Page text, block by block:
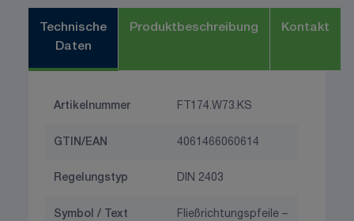
Technische
Daten
Produktbeschreibung Kontakt
Artikelnummer FT174.W73.KS
GTIN/EAN 4061466060614
Regelungstyp DIN 2403
Symbol / Text
Fließrichtungspfeile –